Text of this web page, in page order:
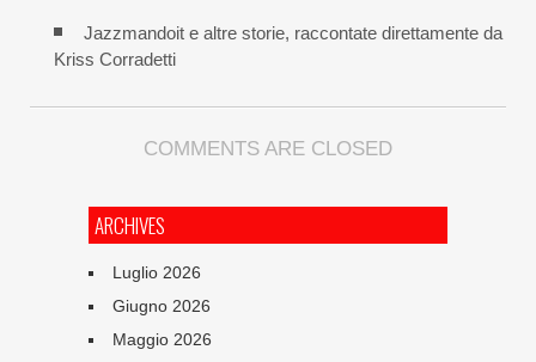
Jazzmandoit e altre storie, raccontate direttamente da
Kriss Corradetti
COMMENTS ARE CLOSED
ARCHIVES
Luglio 2026
Giugno 2026
Maggio 2026